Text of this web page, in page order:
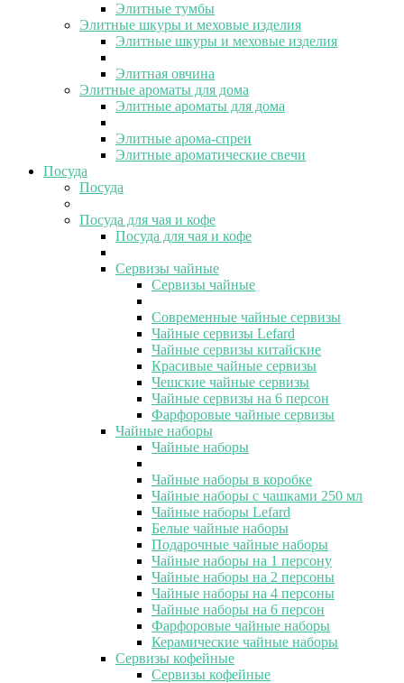
Элитные тумбы
Элитные шкуры и меховые изделия
Элитные шкуры и меховые изделия
Элитная овчина
Элитные ароматы для дома
Элитные ароматы для дома
Элитные арома-спреи
Элитные ароматические свечи
Посуда
Посуда
Посуда для чая и кофе
Посуда для чая и кофе
Сервизы чайные
Сервизы чайные
Современные чайные сервизы
Чайные сервизы Lefard
Чайные сервизы китайские
Красивые чайные сервизы
Чешские чайные сервизы
Чайные сервизы на 6 персон
Фарфоровые чайные сервизы
Чайные наборы
Чайные наборы
Чайные наборы в коробке
Чайные наборы с чашками 250 мл
Чайные наборы Lefard
Белые чайные наборы
Подарочные чайные наборы
Чайные наборы на 1 персону
Чайные наборы на 2 персоны
Чайные наборы на 4 персоны
Чайные наборы на 6 персон
Фарфоровые чайные наборы
Керамические чайные наборы
Сервизы кофейные
Сервизы кофейные